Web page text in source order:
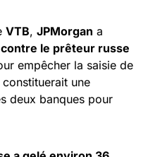
VTB, JPMorgan a
le prêteur russe
empêcher la saisie de
une
deux banques pour